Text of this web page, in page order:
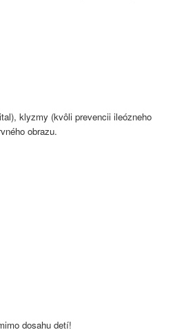
klyzmy (kvôli prevencii ileózneho
obrazu.
dosahu detí!